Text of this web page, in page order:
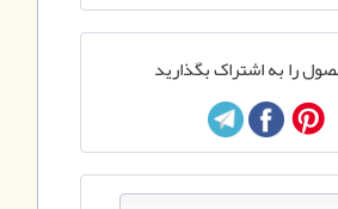
را به اشتراک بگذارید